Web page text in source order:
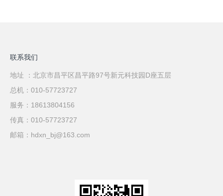
联系我们
地址 ：北京市昌平区昌平路97号新元科技园D座五层
总机：010-57723727
服务：18613804156
传真：010-57723727
邮箱：hdxn_bj@163.com